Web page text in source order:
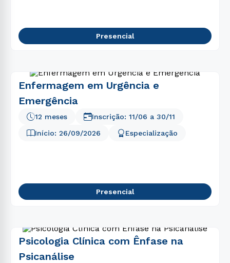
Presencial
Enfermagem em Urgência e
Emergência
Início: 26/09/2026 Especialização
12 meses Inscrição: 11/06 a 30/11
Presencial
Psicologia Clínica com Ênfase na
Psicanálise
7º
biomedicina
8º
análise desenvolvimento sistemas
10º pedagogia